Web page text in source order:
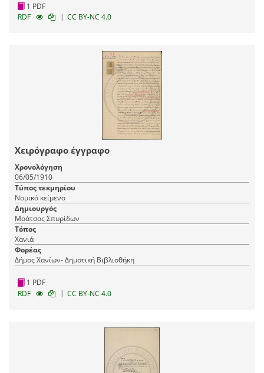
1 PDF
RDF
| CC BY-NC 4.0
Χειρόγραφο έγγραφο
Χρονολόγηση
06/05/1910
Τύπος τεκμηρίου
Νομικό κείμενο
Δημιουργός
Μοάτσος Σπυρίδων
Τόπος
Χανιά
Φορέας
Δήμος Χανίων- Δημοτική Βιβλιοθήκη
1 PDF
RDF
| CC BY-NC 4.0